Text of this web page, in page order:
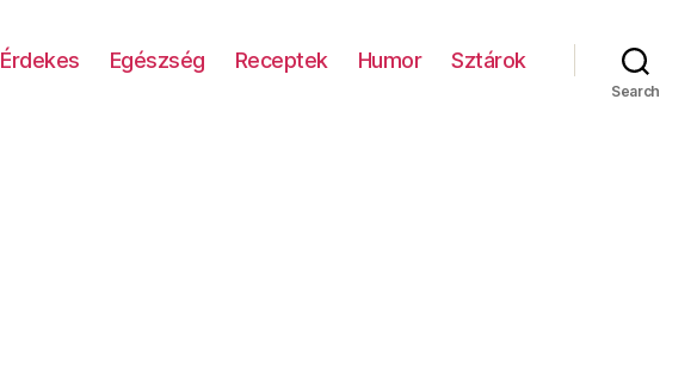
Érdekes Egészség Receptek Humor Sztárok
Search